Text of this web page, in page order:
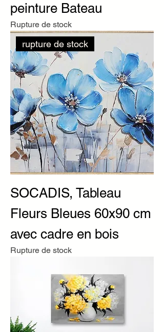
peinture Bateau
Rupture de stock
rupture de stock
SOCADIS, Tableau
Fleurs Bleues 60x90 cm
avec cadre en bois
Rupture de stock